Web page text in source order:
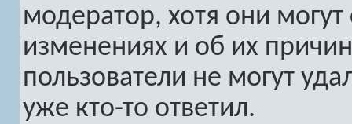
модератор, хотя они
изменениях и об их
пользователи не могут
уже кто-то ответил.